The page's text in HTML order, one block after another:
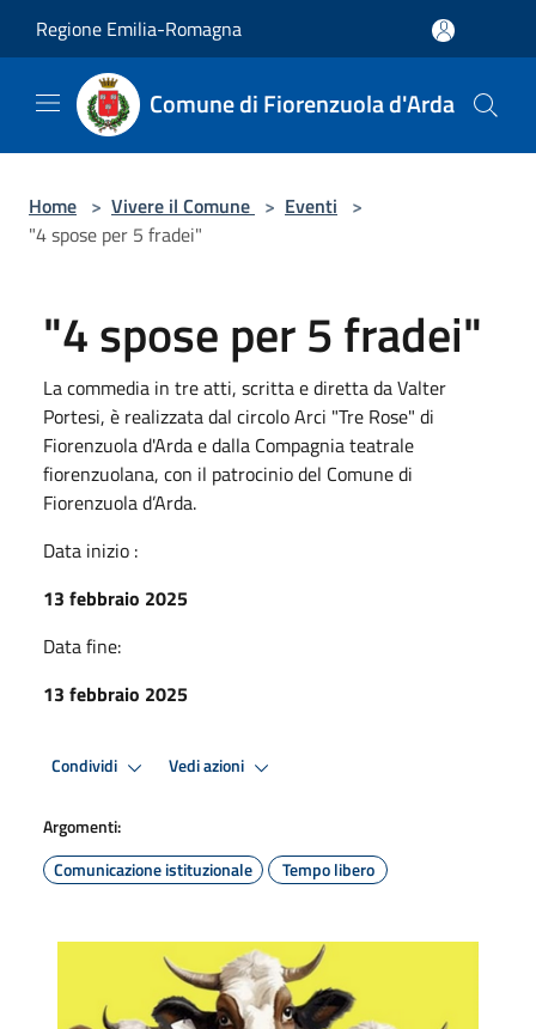
Regione Emilia-Romagna
Comune di Fiorenzuola d'Arda
Home > Vivere il Comune > Eventi >
"4 spose per 5 fradei"
"4 spose per 5 fradei"
La commedia in tre atti, scritta e diretta da Valter
Portesi, è realizzata dal circolo Arci "Tre Rose" di
Fiorenzuola d'Arda e dalla Compagnia teatrale
fiorenzuolana, con il patrocinio del Comune di
Fiorenzuola d’Arda.
Data inizio :
13 febbraio 2025
Data fine:
13 febbraio 2025
Condividi Vedi azioni
Argomenti:
Comunicazione istituzionale
Tempo libero